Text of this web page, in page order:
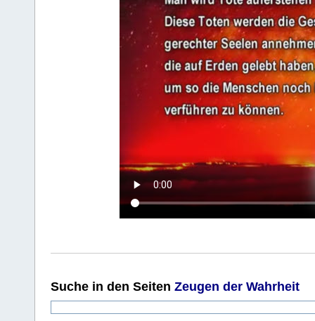
Suche in den Seiten Zeugen der Wahrheit